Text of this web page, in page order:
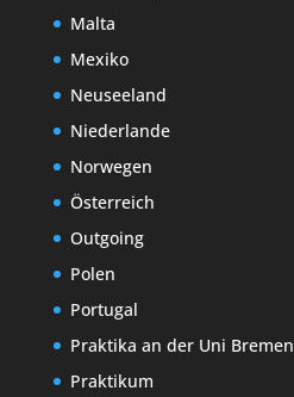
Malta
Mexiko
Neuseeland
Niederlande
Norwegen
Österreich
Outgoing
Polen
Portugal
Praktika an der Uni Bremen
Praktikum